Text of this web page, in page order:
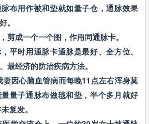
布用作被和垫就如量子仓，通脉效果
。
剪成一个一个图，作用同通脉卡。
平时用通脉卡通脉是最好、全方位、
最经济的防治疾病方法。
因心脑血管病而每晚11点左右浑身莫
量子通脉布做毯和垫，半个多月就好
复发。